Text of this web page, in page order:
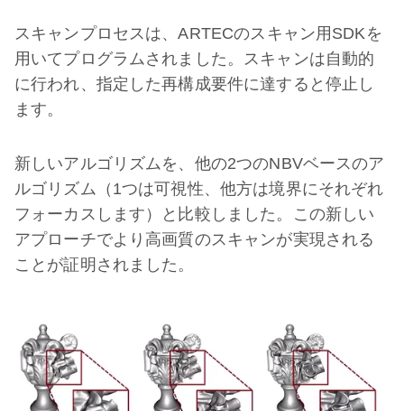
スキャンプロセスは、ARTECのスキャン用SDKを
用いてプログラムされました。スキャンは自動的
に行われ、指定した再構成要件に達すると停止し
ます。
新しいアルゴリズムを、他の2つのNBVベースのア
ルゴリズム（1つは可視性、他方は境界にそれぞれ
フォーカスします）と比較しました。この新しい
アプローチでより高画質のスキャンが実現される
ことが証明されました。